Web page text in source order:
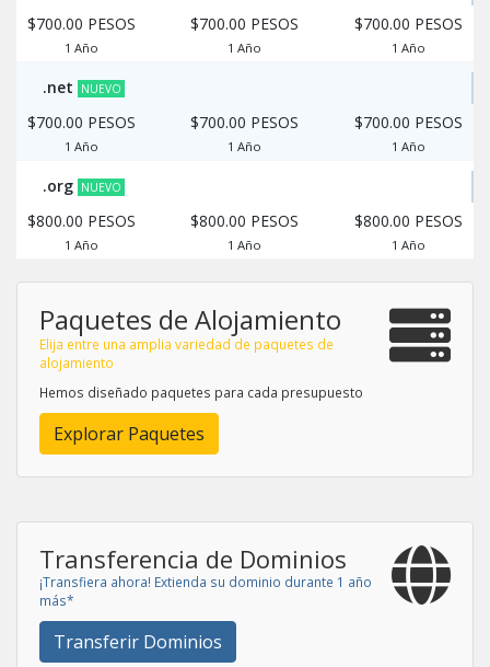
$700.00 PESOS
1 Año
$700.00 PESOS
1 Año
$700.00 PESOS
1 Año
.net NUEVO
$700.00 PESOS
1 Año
$700.00 PESOS
1 Año
$700.00 PESOS
1 Año
.org NUEVO
$800.00 PESOS
1 Año
$800.00 PESOS
1 Año
$800.00 PESOS
1 Año
Paquetes de Alojamiento
Elija entre una amplia variedad de paquetes de
alojamiento
Hemos diseñado paquetes para cada presupuesto
Explorar Paquetes
Transferencia de Dominios
¡Transfiera ahora! Extienda su dominio durante 1 año
más*
Transferir Dominios